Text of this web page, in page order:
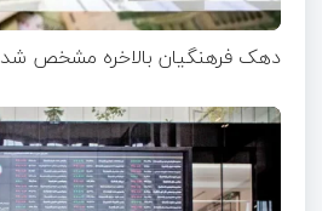
دهک فرهنگیان بالاخره مشخص شد